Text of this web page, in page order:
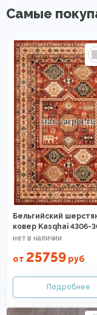
Самые
Бельгийский
ковер Kasqhai 4306-
от 25759 руб